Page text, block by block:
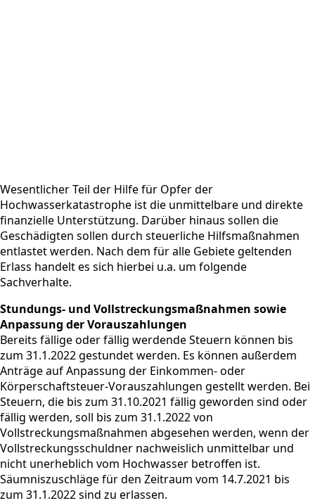
Wesentlicher Teil der Hilfe für Opfer der
Hochwasserkatastrophe ist die unmittelbare und direkte
finanzielle Unterstützung. Darüber hinaus sollen die
Geschädigten sollen durch steuerliche Hilfsmaßnahmen
entlastet werden. Nach dem für alle Gebiete geltenden
Erlass handelt es sich hierbei u.a. um folgende
Sachverhalte.
Stundungs- und Vollstreckungsmaßnahmen sowie
Anpassung der Vorauszahlungen
Bereits fällige oder fällig werdende Steuern können bis
zum 31.1.2022 gestundet werden. Es können außerdem
Anträge auf Anpassung der Einkommen- oder
Körperschaftsteuer-Vorauszahlungen gestellt werden. Bei
Steuern, die bis zum 31.10.2021 fällig geworden sind oder
fällig werden, soll bis zum 31.1.2022 von
Vollstreckungsmaßnahmen abgesehen werden, wenn der
Vollstreckungsschuldner nachweislich unmittelbar und
nicht unerheblich vom Hochwasser betroffen ist.
Säumniszuschläge für den Zeitraum vom 14.7.2021 bis
zum 31.1.2022 sind zu erlassen.